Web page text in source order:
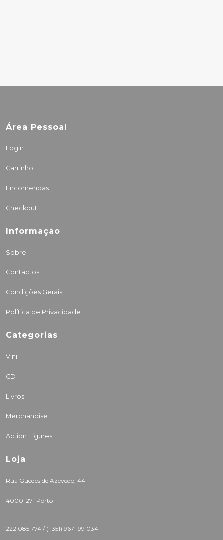
Área Pessoal
Login
Carrinho
Encomendas
Checkout
Informação
Sobre
Contactos
Condições Gerais
Política de Privacidade
Categorias
Vinil
CD
Livros
Merchandise
Action Figures
Loja
Rua Guedes de Azevedo, 44
4000-271 Porto
222 085 774 / (+351) 967 199 034